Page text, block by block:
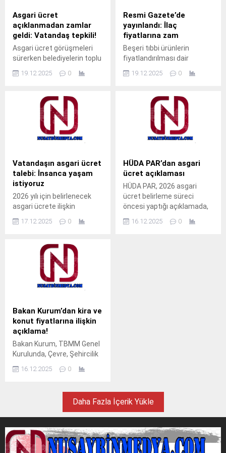
58.98 2. Sınıf (Hafif Ticari):
75.29 6. Sınıf...
kapsayıcı kalkınmayı ve
refahın toplumun
tamamına yayılmasını
hedeflemekteyiz.” ifadesini
kullandı. Yurdunuseven,
“2026 yılı bütçesi,
Türkiye’nin karşı karşıya
Asgari ücret
açıklanmadan zamlar
geldi: Vatandaş tepkili!
Asgari ücret görüşmeleri
sürerken belediyelerin toplu
taşımaya, ev sahiplerinin
kiralara ve bazı esnafın
zam yapması Ankara’da
tartışma konusu oldu. Erken
zam uygulamalarına tepki
gösteren Ankaralılar, alım
gücünün her geçen gün
sıkıntısının daha da
derinleştiğini dile getirdi.
Erken zamların gündeme
gelmesiyle birlikte yaşanan
duruma tepki...
19.12.2025 0
Resmi Gazete’de
yayınlandı: İlaç
fiyatlarına zam
Beşeri tıbbi ürünlerin
fiyatlandırılması dair
kararda yapılan
düzenlemeyle, ilaç
euro kuru yaklaşık yüzde 17
artırıldı. Resmi Gazete’nin
bugünkü sayısında
yayımlanan Cumhurbaşkanı
kararına göre ilaç fiyatları
25,3346 TL olarak
uygulanacak. Bu yıl için
tespit edilen Euro kuru
21.6721 TL idi. Kararla
ayrıca...
19.12.2025 0
Vatandaşın asgari ücret
talebi: İnsanca yaşam
istiyoruz
2026 yılı için belirlenecek
asgari ücrete ilişkin
yerini korurken,
uzatılan vatandaşlar, artan
kira ve temel ihtiyaç
giderleri nedeniyle geçim
sıkıntısı yaşadıklarını dile
getirdi. Vatandaşlar, asgari
koşullarını sağlayacak
seviyeye çıkarılması
gerektiğini belirtti.
Ekonomik şartların her
geçen gün ağırlaştığını dile
getiren vatandaşlar,
yükselen enflasyon, artan...
17.12.2025 0
HÜDA PAR’dan asgari
ücret açıklaması
HÜDA PAR, 2026 asgari
ücret belirleme süreci
öncesi yaptığı açıklamada,
emekçinin hakkı olduğunu
16.12.2025 0
Bakan Kurum’dan kira ve
konut fiyatlarına ilişkin
açıklama!
Bakan Kurum, TBMM Genel
Kurulunda, Çevre, Şehircilik
ve İklim Değişikliği
Bakanlığının 2026 yılı
yaptı. Kurum, deprem
bölgesinde kazandıkları
büyük tecrübeyi, dar gelirli
yapmak için seferber
edeceklerini ve yeni sosyal
16.12.2025 0
Daha Fazla İçerik Yükle